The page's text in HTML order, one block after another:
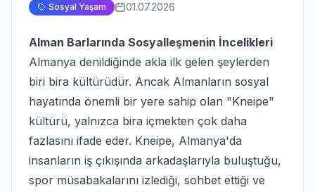
Sosyal Yaşam 01.07.2026
Alman Barlarında Sosyalleşmenin İncelikleri
Almanya denildiğinde akla ilk gelen şeylerden
biri bira kültürüdür. Ancak Almanların sosyal
hayatında önemli bir yere sahip olan "Kneipe"
kültürü, yalnızca bira içmekten çok daha
fazlasını ifade eder. Kneipe, Almanya'da
insanların iş çıkışında arkadaşlarıyla buluştuğu,
spor müsabakalarını izlediği, sohbet ettiği ve